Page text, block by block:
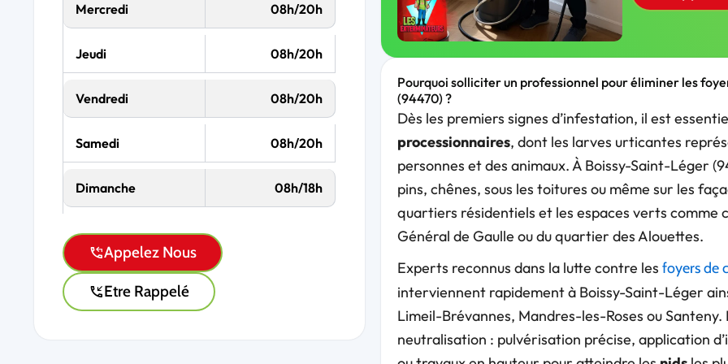
Mercredi 08h/20h
Jeudi 08h/20h
Vendredi 08h/20h
Samedi 08h/20h
Dimanche 08h/18h
Appelez Nous
Etre Rappelé
Pourquoi solliciter un professionnel pour éliminer les
(94470) ?
Dès les premiers signes d’infestation, il est
processionnaires, dont les larves urticantes
personnes et des animaux. À Boissy-Saint-Léger
pins, chênes, sous les toitures ou même sur les
quartiers résidentiels et les espaces verts comme
Général de Gaulle ou du quartier des Alouettes.
Experts reconnus dans la lutte contre les foyers de
interviennent rapidement à Boissy-Saint-Léger
Limeil-Brévannes, Mandres-les-Roses ou
neutralisation : pulvérisation précise, application